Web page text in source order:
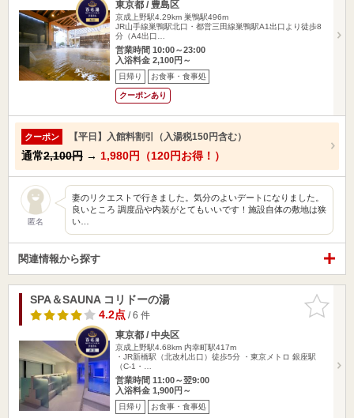
東京都 / 豊島区
京成上野駅4.29km 巣鴨駅496m
JR山手線巣鴨駅北口・都営三田線巣鴨駅A1出口より徒歩8
分（A4出口…
営業時間 10:00～23:00
入浴料金 2,100円～
日帰り お食事・食事処
クーポンあり
クーポン 【平日】入館料割引（入湯税150円含む）
通常2,100円 → 1,980円（120円お得！）
匿名
妻のリクエストで行きました。気分のよいデートになりました。
良いところ 調度品や内装がとてもいいです！施設自体の敷地は狭
い…
関連情報から探す
お気に入
りに追加
SPA＆SAUNA コリドーの湯
4.2点/ 6 件
東京都 / 中央区
京成上野駅4.68km 内幸町駅417m
・JR新橋駅（北改札出口）徒歩5分 ・東京メトロ 銀座駅
（C-1・…
営業時間 11:00～翌9:00
入浴料金 1,900円～
日帰り お食事・食事処